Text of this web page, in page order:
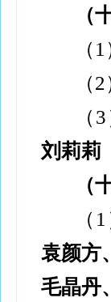
（
（ 1
（2
（ 3
刘莉莉
（
（ 1
袁颜方
毛晶丹